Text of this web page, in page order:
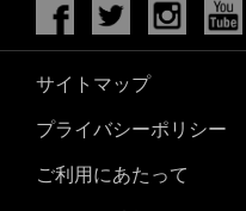
サイトマップ
プライバシーポリシー
ご利用にあたって